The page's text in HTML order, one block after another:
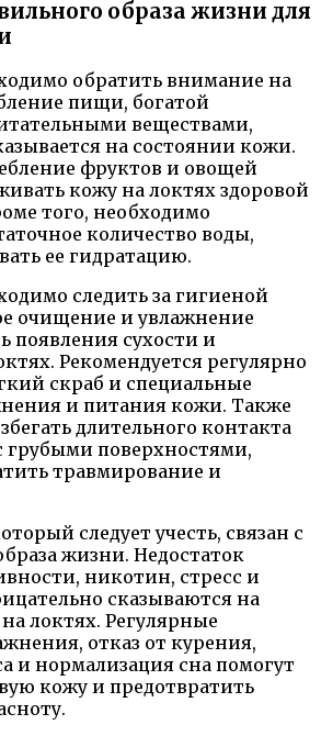
образа жизни для
обратить внимание на
пищи, богатой
веществами,
на состоянии кожи.
фруктов и овощей
кожу на локтях здоровой
того, необходимо
количество воды,
ее гидратацию.
следить за гигиеной
очищение и увлажнение
появления сухости и
Рекомендуется регулярно
скраб и специальные
и питания кожи. Также
длительного контакта
грубыми поверхностями,
травмирование и
следует учесть, связан с
жизни. Недостаток
никотин, стресс и
сказываются на
локтях. Регулярные
отказ от курения,
и нормализация сна помогут
кожу и предотвратить